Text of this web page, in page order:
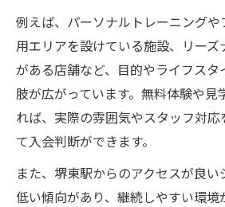
例えば、パーソナルトレーニング
用エリアを設けている施設、リー
がある店舗など、目的やライフス
肢が広がっています。無料体験や見
れば、実際の雰囲気やスタッフ対応
て入会判断ができます。
また、堺東駅からのアクセスが良
低い傾向があり、継続しやすい環境